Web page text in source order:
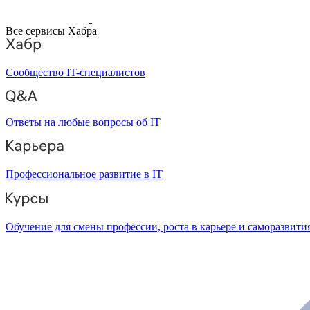
Все сервисы Хабра
Сообщество IT-специалистов
Ответы на любые вопросы об IT
Профессиональное развитие в IT
Обучение для смены профессии, роста в карьере и